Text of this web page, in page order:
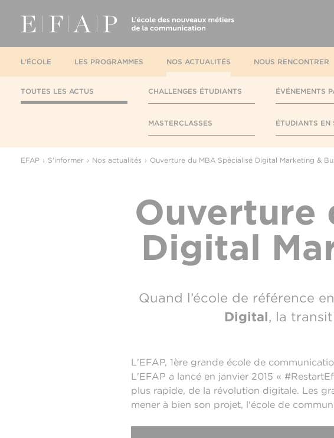
L'ÉCOLE LES PROGRAMMES NOS ACTUALITÉS NOUS RENCONTRER
TOUTES LES ACTUS CHALLENGES ÉTUDIANTS
MASTERCLASSES
ÉVÉNEMENTS
ÉTUDIANTS EN
EFAP S'informer Nos actualités Ouverture du MBA Spécialisé Digital Marketing &
Ouverture
Digital
Quand l’école de référence
Digital, la
L'EFAP, 1ère grande école de
L'EFAP a lancé en janvier 2015 «
plus rapide, de la révolution digitale. Les
mener à bien son projet, l'école de